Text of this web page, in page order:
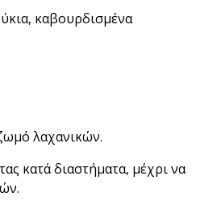
καβουρδισμένα
λαχανικών.
κατά διαστήματα, μέχρι να